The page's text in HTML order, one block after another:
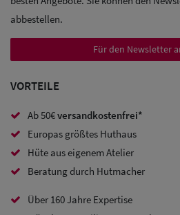
Caps
Trucker
Caps
Sale: Caps
mit
abbestellen.
Für den Newsletter
VORTEILE
Ab 50€versandkostenfrei*
Europas größtes Huthaus
Hüte aus eigenem Atelier
Beratung durch Hutmacher
Über 160 Jahre Expertise